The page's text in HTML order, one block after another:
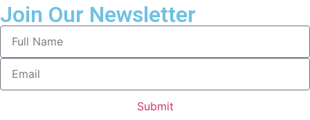
Join Our Newsletter
Submit